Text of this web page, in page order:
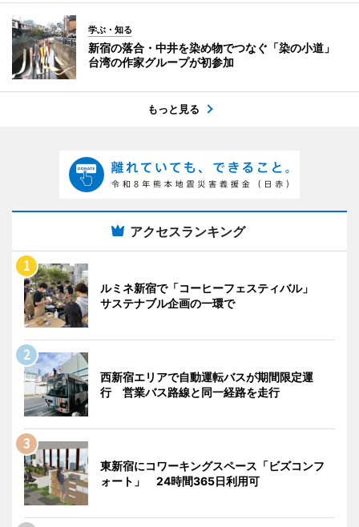
学ぶ・知る
新宿の落合・中井を染め物でつなぐ「染の小道」
台湾の作家グループが初参加
もっと見る
アクセスランキング
ルミネ新宿で「コーヒーフェスティバル」
サステナブル企画の一環で
西新宿エリアで自動運転バスが期間限定運
行 営業バス路線と同一経路を走行
東新宿にコワーキングスペース「ビズコンフ
ォート」 24時間365日利用可